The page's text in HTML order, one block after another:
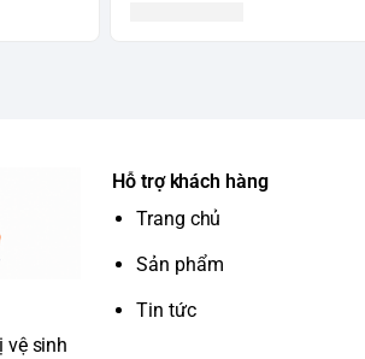
vệ sinh
Hỗ trợ khách hàng
Trang chủ
Sản phẩm
Tin tức